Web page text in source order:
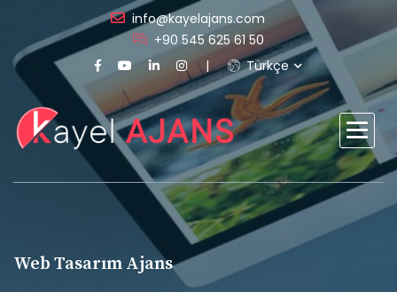
info@kayelajans.com
+90 545 625 61 50
Türkçe
Web Tasarım Ajans